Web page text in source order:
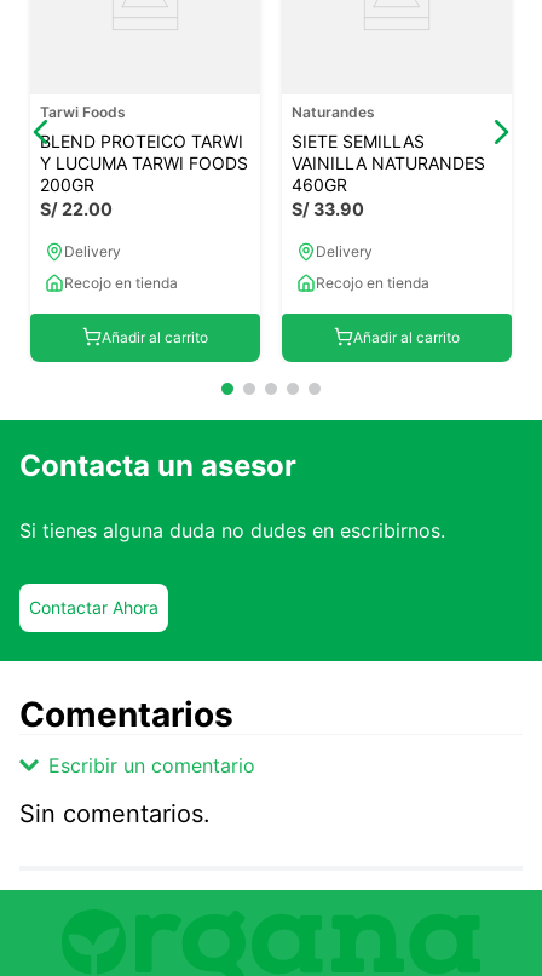
Tarwi Foods
BLEND PROTEICO TARWI
Y LUCUMA TARWI FOODS
200GR
S/22.00
Delivery
Recojo en tienda
Añadir al carrito
Naturandes
SIETE SEMILLAS
VAINILLA NATURANDES
460GR
S/33.90
Delivery
Recojo en tienda
Añadir al carrito
Contacta un asesor
Si tienes alguna duda no dudes en escribirnos.
Contactar Ahora
Comentarios
Escribir un comentario
Comentario
Sin comentarios.